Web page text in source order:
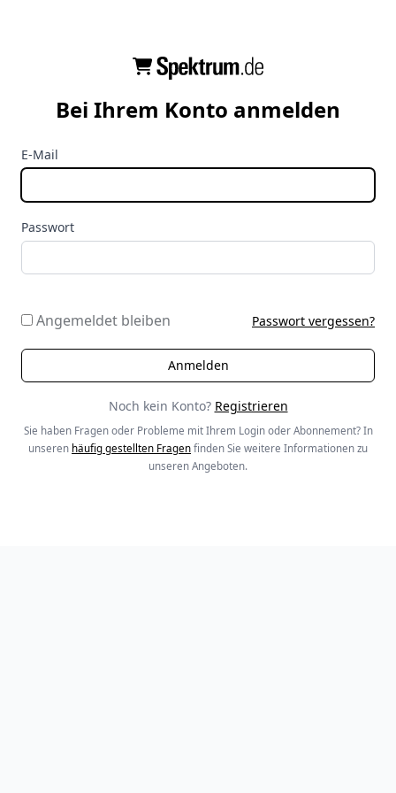
Bei Ihrem Konto anmelden
E-Mail
Passwort
Angemeldet bleiben Passwort vergessen?
Noch kein Konto? Registrieren
Sie haben Fragen oder Probleme mit Ihrem Login oder Abonnement? In
unseren häufig gestellten Fragen finden Sie weitere Informationen zu
unseren Angeboten.